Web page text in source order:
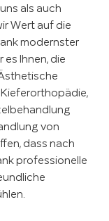
als auch
Wert auf die
modernster
Ihnen, die
von
dass nach
professionelle